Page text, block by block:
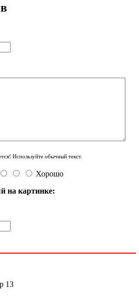
Используйте обычный текст.
Хорошо
на картинке:
13